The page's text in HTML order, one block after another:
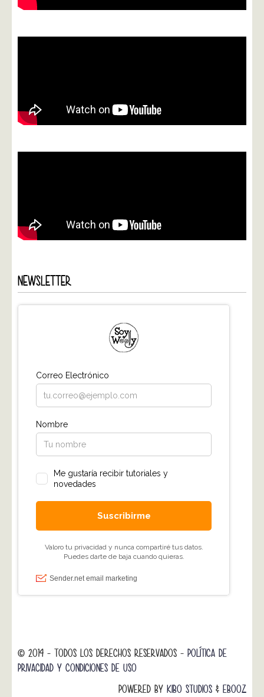
NEWSLETTER
© 2014 - TODOS LOS DERECHOS RESERVADOS - POLÍTICA DE
PRIVACIDAD Y CONDICIONES DE USO
POWERED BY KIBO STUDIOS & EBOOZ